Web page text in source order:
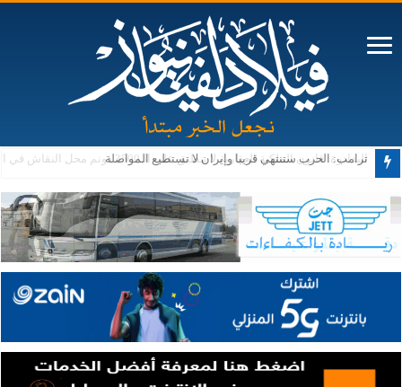
ترامب: الحرب ستنتهي قريبا وإيران لا تستطيع المواصلة